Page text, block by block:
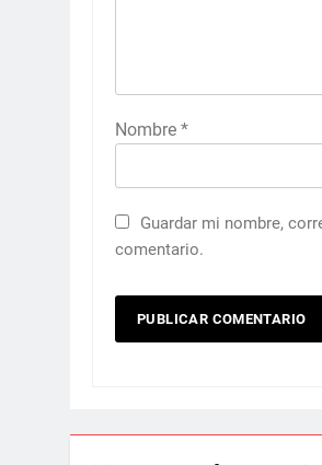
Nombre *
Guardar mi nombre,
comentario.